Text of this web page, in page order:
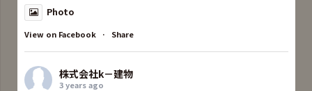
Photo
View on Facebook · Share
株式会社k－建物
3 years ago